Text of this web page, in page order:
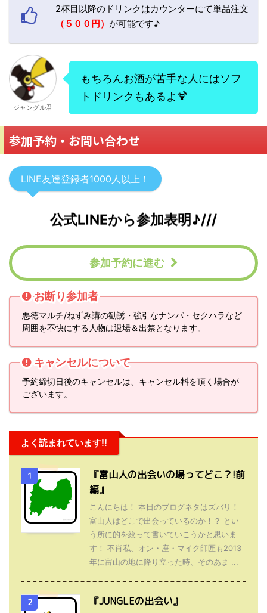
2杯目以降のドリンクはカウンターにて単品注文
（５００円） が可能です♪
ジャングル君
もちろんお酒が苦手な人にはソフ
トドリンクもあるよ🍹
参加予約・お問い合わせ
LINE友達登録者1000人以上！
公式LINEから参加表明♪///
参加予約に進む
お断り参加者
悪徳マルチ/ねずみ講の勧誘・強引なナンパ・セクハラなど
周囲を不快にする人物は退場＆出禁となります。
キャンセルについて
予約締切日後のキャンセルは、キャンセル料を頂く場合が
ございます。
よく読まれています!!
1
『富山人の出会いの場ってどこ？!前
編』
こんにちは！ 本日のブログネタはズバリ！
富山人はどこで出会っているのか！？ とい
う所に的を絞って書いていこうかと思いま
す！ 不肖私、オン・座・マイク師匠も2013
年に富山の地に降り立った時、そのあま ...
2 『JUNGLEの出会い』